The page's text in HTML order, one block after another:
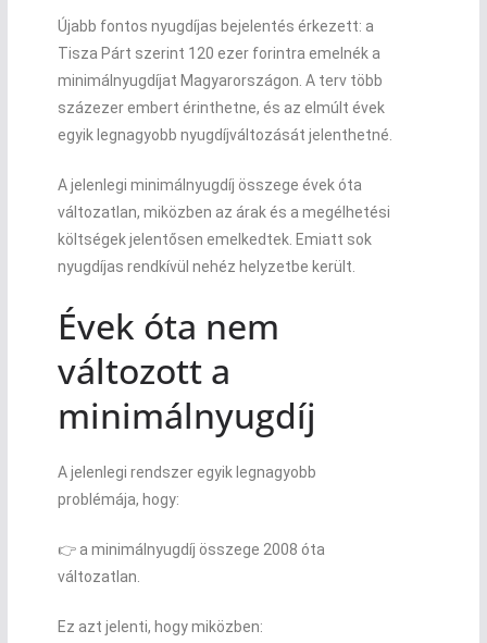
Újabb fontos nyugdíjas bejelentés érkezett: a
Tisza Párt szerint 120 ezer forintra emelnék a
minimálnyugdíjat Magyarországon. A terv több
százezer embert érinthetne, és az elmúlt évek
egyik legnagyobb nyugdíjváltozását jelenthetné.
A jelenlegi minimálnyugdíj összege évek óta
változatlan, miközben az árak és a megélhetési
költségek jelentősen emelkedtek. Emiatt sok
nyugdíjas rendkívül nehéz helyzetbe került.
Évek óta nem
változott a
minimálnyugdíj
A jelenlegi rendszer egyik legnagyobb
problémája, hogy:
👉 a minimálnyugdíj összege 2008 óta
változatlan.
Ez azt jelenti, hogy miközben: